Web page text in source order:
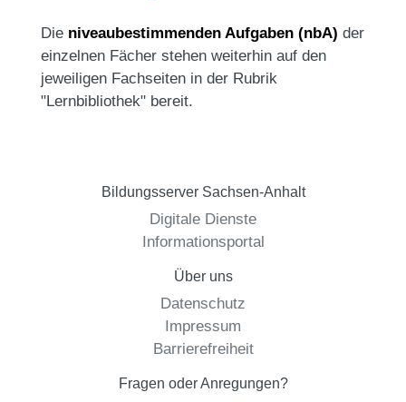
Die niveaubestimmenden Aufgaben (nbA) der
einzelnen Fächer stehen weiterhin auf den
jeweiligen Fachseiten in der Rubrik
"Lernbibliothek" bereit.
Bildungsserver Sachsen-Anhalt
Digitale Dienste
Informationsportal
Über uns
Datenschutz
Impressum
Barrierefreiheit
Fragen oder Anregungen?